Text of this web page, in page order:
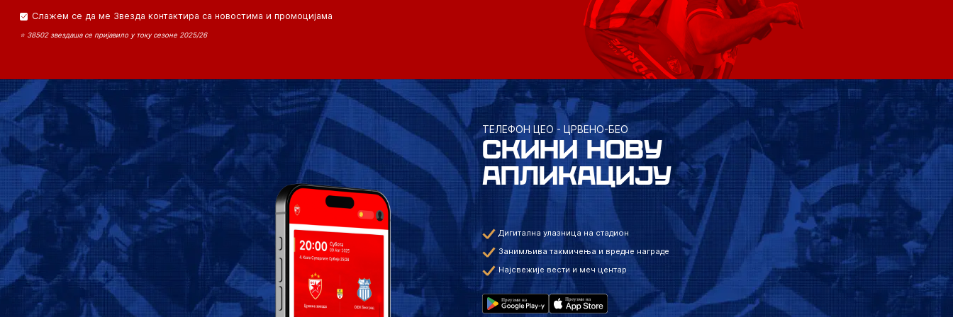
Слажем се да ме Звезда контактира са новостима и промоцијама
⭐ 38502 звездаша се пријавило у току сезоне 2025/26
ТЕЛЕФОН ЦЕО - ЦРВЕНО-БЕО
СКИНИ НОВУ
АПЛИКАЦИЈУ
Дигитална улазница на стадион
Занимљива такмичења и вредне награде
Најсвежије вести и меч центар